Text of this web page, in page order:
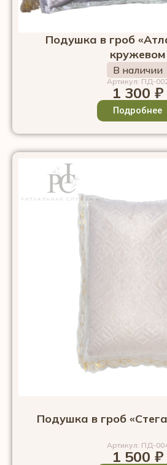
Подушка в гроб
кружевом
В наличии
Артикул: ПД-
1 300 ₽
Подробнее
Подушка в гроб
Артикул: ПД-
1 500 ₽